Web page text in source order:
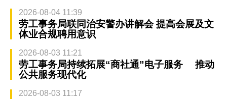
2026-08-04 11:39
劳工事务局联同治安警办讲解会 提高会展及文
体业合规聘用意识
2026-08-03 11:21
劳工事务局持续拓展“商社通”电子服务 推动
公共服务现代化
2026-08-03 11:17